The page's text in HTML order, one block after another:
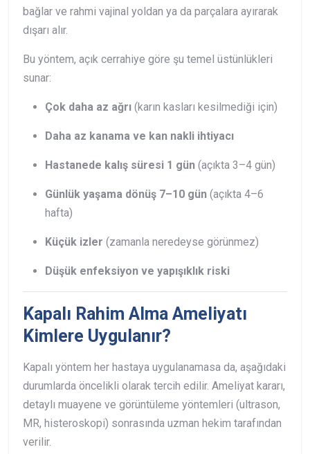
bağlar ve rahmi vajinal yoldan ya da parçalara ayırarak
dışarı alır.
Bu yöntem, açık cerrahiye göre şu temel üstünlükleri
sunar:
Çok daha az ağrı (karın kasları kesilmediği için)
Daha az kanama ve kan nakli ihtiyacı
Hastanede kalış süresi 1 gün (açıkta 3–4 gün)
Günlük yaşama dönüş 7–10 gün (açıkta 4–6
hafta)
Küçük izler (zamanla neredeyse görünmez)
Düşük enfeksiyon ve yapışıklık riski
Kapalı Rahim Alma Ameliyatı
Kimlere Uygulanır?
Kapalı yöntem her hastaya uygulanamasa da, aşağıdaki
durumlarda öncelikli olarak tercih edilir. Ameliyat kararı,
detaylı muayene ve görüntüleme yöntemleri (ultrason,
MR, histeroskopi) sonrasında uzman hekim tarafından
verilir.